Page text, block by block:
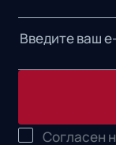
Согласен